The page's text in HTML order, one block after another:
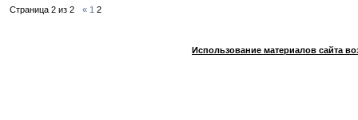
Страница 2 из 2 « 1 2
Использование материалов сайта